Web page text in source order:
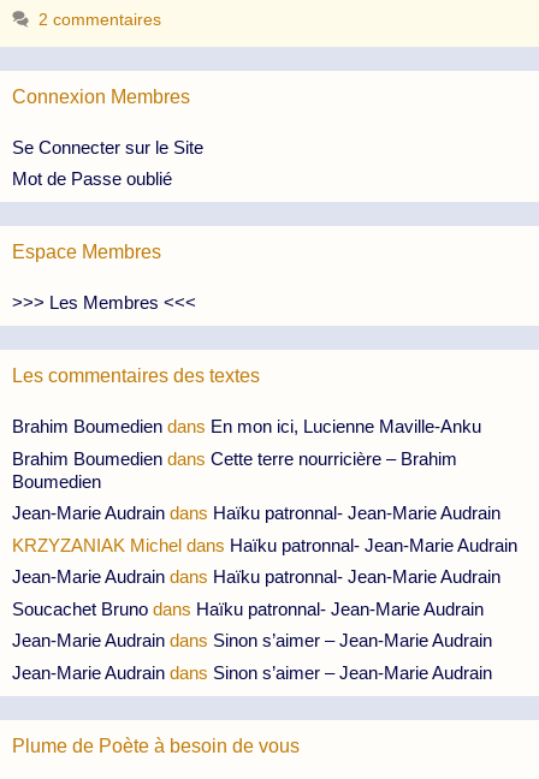
2 commentaires
Connexion Membres
Se Connecter sur le Site
Mot de Passe oublié
Espace Membres
>>> Les Membres <<<
Les commentaires des textes
Brahim Boumedien dans En mon ici, Lucienne Maville-Anku
Brahim Boumedien dans Cette terre nourricière – Brahim
Boumedien
Jean-Marie Audrain dans Haïku patronnal- Jean-Marie Audrain
KRZYZANIAK Michel dans Haïku patronnal- Jean-Marie Audrain
Jean-Marie Audrain dans Haïku patronnal- Jean-Marie Audrain
Soucachet Bruno dans Haïku patronnal- Jean-Marie Audrain
Jean-Marie Audrain dans Sinon s’aimer – Jean-Marie Audrain
Jean-Marie Audrain dans Sinon s’aimer – Jean-Marie Audrain
Plume de Poète à besoin de vous